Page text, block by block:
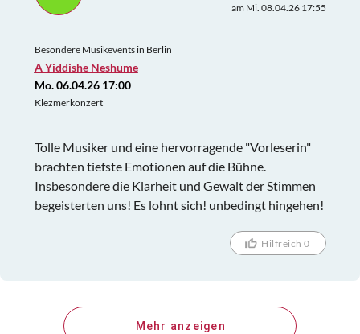
am Mi. 08.04.26 17:55
Besondere Musikevents in Berlin
A Yiddishe Neshume
Mo. 06.04.26 17:00
Klezmerkonzert
Tolle Musiker und eine hervorragende "Vorleserin"
brachten tiefste Emotionen auf die Bühne.
Insbesondere die Klarheit und Gewalt der Stimmen
begeisterten uns! Es lohnt sich! unbedingt hingehen!
Hilfreich 0
Mehr anzeigen